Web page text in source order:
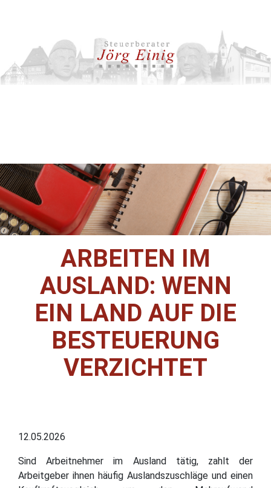
ARBEITEN IM
AUSLAND: WENN
EIN LAND AUF DIE
BESTEUERUNG
VERZICHTET
12.05.2026
Sind Arbeitnehmer im Ausland tätig, zahlt der
Arbeitgeber ihnen häufig Auslandszuschläge und einen